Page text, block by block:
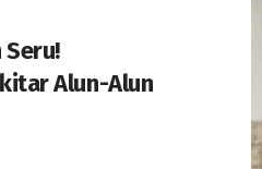
Seru!
Alun-Alun